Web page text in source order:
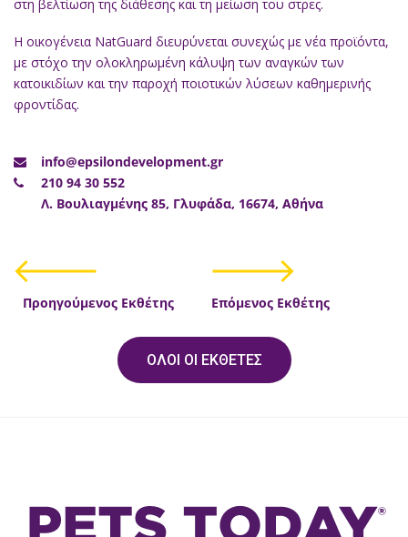
στη βελτίωση της διάθεσης και τη μείωση του στρες.
Η οικογένεια NatGuard διευρύνεται συνεχώς με νέα προϊόντα,
με στόχο την ολοκληρωμένη κάλυψη των αναγκών των
κατοικιδίων και την παροχή ποιοτικών λύσεων καθημερινής
φροντίδας.
info@epsilondevelopment.gr
210 94 30 552
Λ. Βουλιαγμένης 85, Γλυφάδα, 16674, Αθήνα
Προηγούμενος Εκθέτης
ΟΛΟΙ ΟΙ ΕΚΘΕΤΕΣ
Επόμενος Εκθέτης